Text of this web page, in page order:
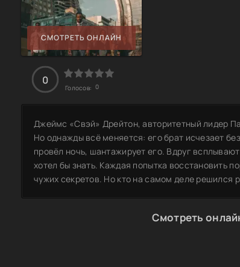
СМОТРЕТЬ ОНЛАЙН
0
Голосов: 0
Джеймс «Свэй» Дрейтон, авторитетный лидер
Но однажды всё меняется: его брат исчезает
провёл ночь, шантажирует его. Вдруг
хотел бы знать. Каждая попытка восстановить
чужих секретов. Но кто на самом деле решился
Смотреть